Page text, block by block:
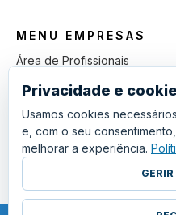
MENU EMPRESAS
Área de Profissionais
Como Funciona
Lista de Pedidos em Aberto
Como Ganhar mais Obras
Perguntas Frequentes
Privacidade e
Usamos cookies
e, com o seu
melhorar a experiência.